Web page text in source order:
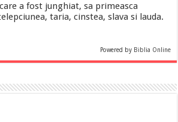
a fost junghiat, sa primeasca
taria, cinstea, slava si lauda.
Powered by Biblia Online